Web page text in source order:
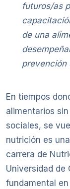
futuros/as
de una
prevención
En tiempos
alimentarios
sociales, se
nutrición es
carrera de
Universidad de
fundamental